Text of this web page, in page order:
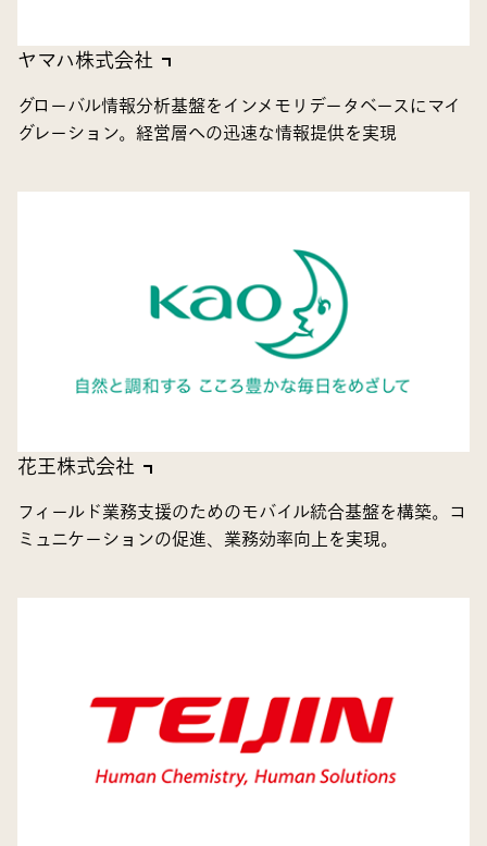
ヤマハ株式会社
グローバル情報分析基盤をインメモリデータベースにマイ
グレーション。経営層への迅速な情報提供を実現
花王株式会社
フィールド業務支援のためのモバイル統合基盤を構築。コ
ミュニケーションの促進、業務効率向上を実現。